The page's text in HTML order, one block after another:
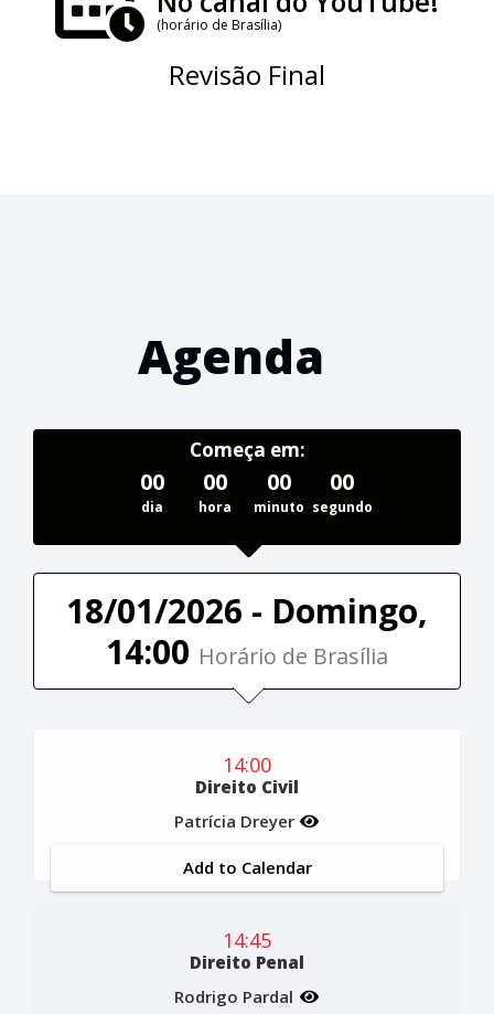
(horário de Brasília)
Revisão Final
Agenda
Começa em:
00
dia
00
hora
00
minuto
00
segundo
18/01/2026 - Domingo,
14:00 Horário de Brasília
14:00
Direito Civil
Patrícia Dreyer
Add to Calendar
14:45
Direito Penal
Rodrigo Pardal